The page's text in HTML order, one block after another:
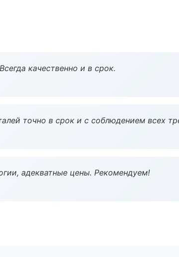
качественно и в срок.
точно в срок и с соблюдением всех
адекватные цены. Рекомендуем!